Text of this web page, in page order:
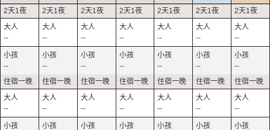
--
--
--
--
--
--
--
--
--
--
--
--
--
--
--
--
--
--
--
--
--